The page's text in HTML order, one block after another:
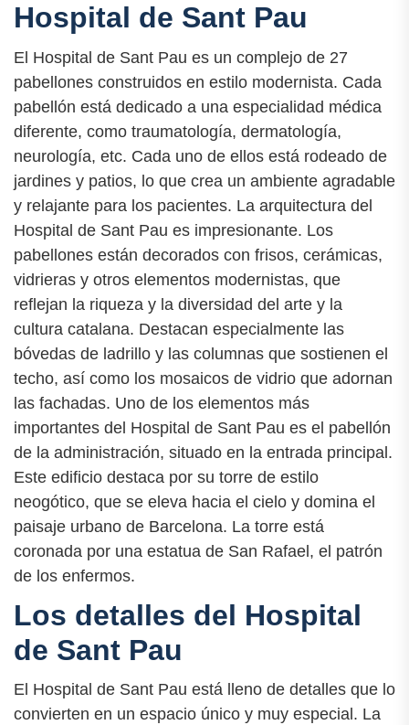
Hospital de Sant Pau
El Hospital de Sant Pau es un complejo de 27
pabellones construidos en estilo modernista. Cada
pabellón está dedicado a una especialidad médica
diferente, como traumatología, dermatología,
neurología, etc. Cada uno de ellos está rodeado de
jardines y patios, lo que crea un ambiente agradable
y relajante para los pacientes. La arquitectura del
Hospital de Sant Pau es impresionante. Los
pabellones están decorados con frisos, cerámicas,
vidrieras y otros elementos modernistas, que
reflejan la riqueza y la diversidad del arte y la
cultura catalana. Destacan especialmente las
bóvedas de ladrillo y las columnas que sostienen el
techo, así como los mosaicos de vidrio que adornan
las fachadas. Uno de los elementos más
importantes del Hospital de Sant Pau es el pabellón
de la administración, situado en la entrada principal.
Este edificio destaca por su torre de estilo
neogótico, que se eleva hacia el cielo y domina el
paisaje urbano de Barcelona. La torre está
coronada por una estatua de San Rafael, el patrón
de los enfermos.
Los detalles del Hospital
de Sant Pau
El Hospital de Sant Pau está lleno de detalles que lo
convierten en un espacio único y muy especial. La